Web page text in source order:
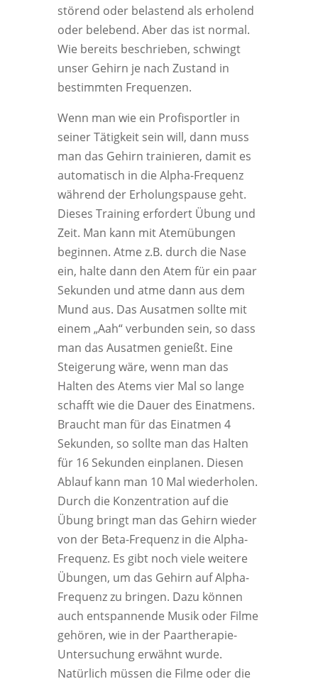
störend oder belastend als erholend
oder belebend. Aber das ist normal.
Wie bereits beschrieben, schwingt
unser Gehirn je nach Zustand in
bestimmten Frequenzen.
Wenn man wie ein Profisportler in
seiner Tätigkeit sein will, dann muss
man das Gehirn trainieren, damit es
automatisch in die Alpha-Frequenz
während der Erholungspause geht.
Dieses Training erfordert Übung und
Zeit. Man kann mit Atemübungen
beginnen. Atme z.B. durch die Nase
ein, halte dann den Atem für ein paar
Sekunden und atme dann aus dem
Mund aus. Das Ausatmen sollte mit
einem „Aah“ verbunden sein, so dass
man das Ausatmen genießt. Eine
Steigerung wäre, wenn man das
Halten des Atems vier Mal so lange
schafft wie die Dauer des Einatmens.
Braucht man für das Einatmen 4
Sekunden, so sollte man das Halten
für 16 Sekunden einplanen. Diesen
Ablauf kann man 10 Mal wiederholen.
Durch die Konzentration auf die
Übung bringt man das Gehirn wieder
von der Beta-Frequenz in die Alpha-
Frequenz. Es gibt noch viele weitere
Übungen, um das Gehirn auf Alpha-
Frequenz zu bringen. Dazu können
auch entspannende Musik oder Filme
gehören, wie in der Paartherapie-
Untersuchung erwähnt wurde.
Natürlich müssen die Filme oder die